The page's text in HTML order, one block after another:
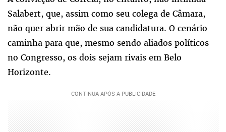
Salabert, que, assim como seu colega de Câmara,
não quer abrir mão de sua candidatura. O cenário
caminha para que, mesmo sendo aliados políticos
no Congresso, os dois sejam rivais em Belo
Horizonte.